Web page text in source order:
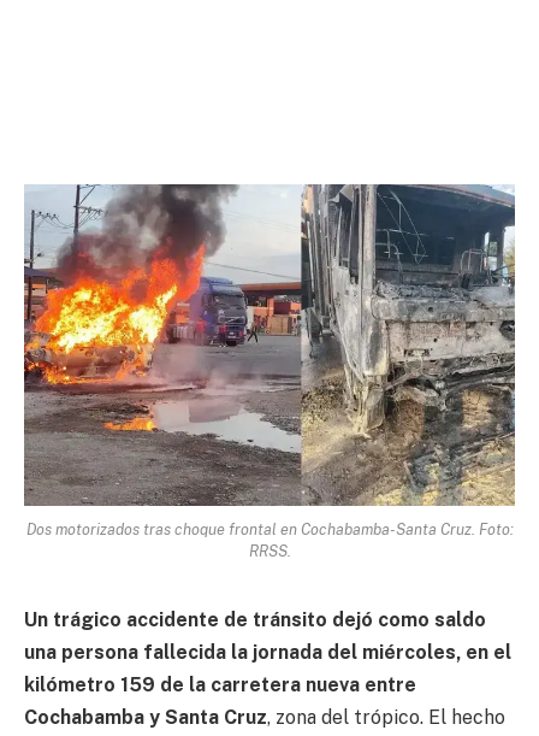
Dos motorizados tras choque frontal en Cochabamba-Santa Cruz. Foto:
RRSS.
Un trágico accidente de tránsito dejó como saldo
una persona fallecida la jornada del miércoles, en el
kilómetro 159 de la carretera nueva entre
Cochabamba y Santa Cruz, zona del trópico. El hecho